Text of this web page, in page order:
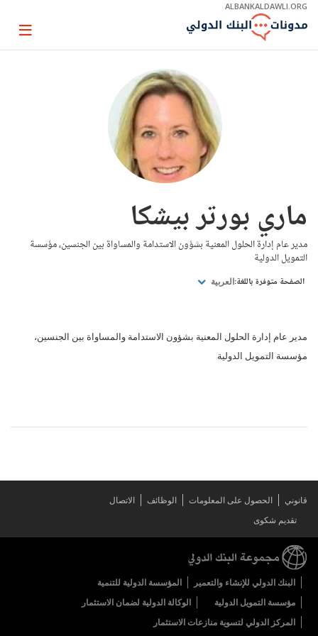
Skip
Main
ALBANKALDAWLI.ORG
Page
ماري بورتر بيشكا
مدير عام إدارة الحلول المعنية بشؤون الاستدامة والمساواة بين الجنسين، مؤسسة
التمويل الدولية
الصفحة متوفرة باللغة: العربية
مدير عام إدارة الحلول المعنية بشؤون الاستدامة والمساواة بين الجنسين،
مؤسسة التمويل الدولية
قانوني الحصول على المعلومات الوظائف
الاتصال
تقديم شكوى
البنك الدولي للإنشاء والتعمير
المؤسسة الدولية للتنمية
مؤسسة التمويل الدولية
الوكالة الدولية لضمان الاستثمار
المركز الدولي لتسوية منازعات الاستثمار